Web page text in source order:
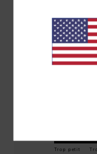
basé sur
100% de
Trop petit